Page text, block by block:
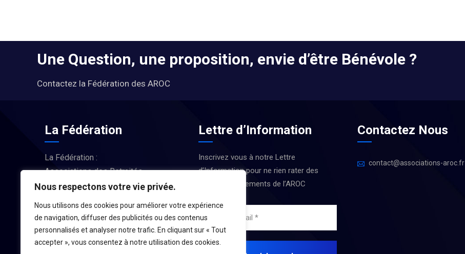
Nous respectons votre vie privée.
Nous utilisons des cookies pour améliorer votre expérience
de navigation, diffuser des publicités ou des contenus
personnalisés et analyser notre trafic. En cliquant sur « Tout
accepter », vous consentez à notre utilisation des cookies.
Une Question, une proposition, envie d’être Bénévole ?
Contactez la Fédération des AROC
La Fédération
La Fédération :
Associations des Retraités
d’Occitanie
LA FÉDÉRATION
Lettre d’Information
Inscrivez vous à notre Lettre
d’Information pour ne rien rater des
Actus et Évènements de l’AROC
Contactez Nous
contact@associations-aroc.fr